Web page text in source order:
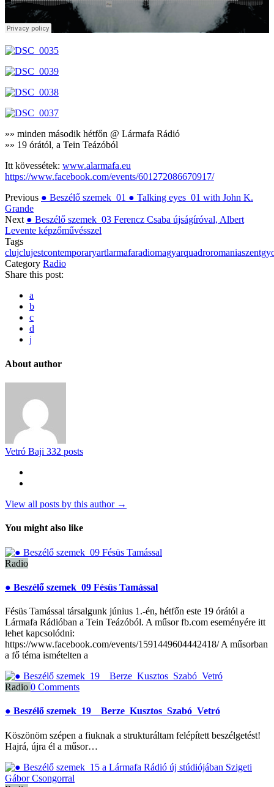
»» minden második hétfőn @ Lármafa Rádió
»» 19 órától, a Tein Teázóból
Itt kövessétek: www.alarmafa.eu
https://www.facebook.com/events/601272086670917/
Previous ● Beszélő szemek_01 ● Talking eyes_01 with John K.
Grande
Next ● Beszélő szemek_03 Ferencz Csaba újságíróval, Albert
Levente képzőművésszel
Tags
clujclujestcontemporaryartlarmafaradiomagyarquadroromania
Category Radio
Share this post:
a
b
c
d
j
About author
Vetró Baji 332 posts
View all posts by this author →
You might also like
Radio
● Beszélő szemek_09 Fésüs Tamással
Fésüs Tamással társalgunk június 1.-én, hétfőn este 19 órától a
Lármafa Rádióban a Tein Teázóból. A műsor fb.com eseményére itt
lehet kapcsolódni:
https://www.facebook.com/events/1591449604442418/ A műsorban
a fő téma ismételten a
Radio 0 Comments
● Beszélő szemek_19__Berze_Kusztos_Szabó_Vetró
Köszönöm szépen a fiuknak a strukturáltam felépített beszélgetést!
Hajrá, újra él a műsor…